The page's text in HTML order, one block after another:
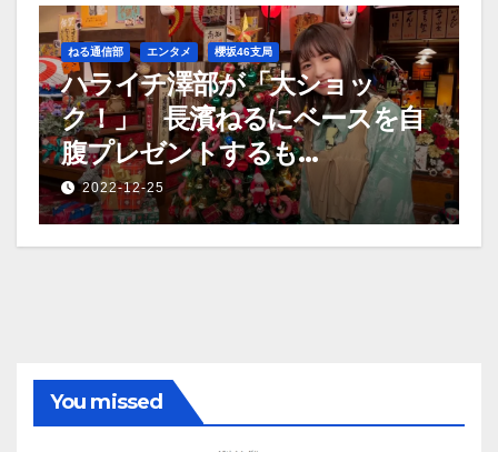
ねる通信部 エンタメ 櫻坂46支局
ハライチ澤部が「大ショッ
ク！」 長濱ねるにベースを自
腹プレゼントするも…
2022-12-25
You missed